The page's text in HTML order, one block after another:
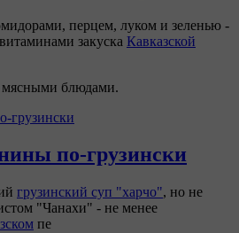
перцем, луком и зеленью -
закуска Кавказской
мясными блюдами.
по-грузински
грузинский суп "харчо", но не
"Чанахи" - не менее
пе